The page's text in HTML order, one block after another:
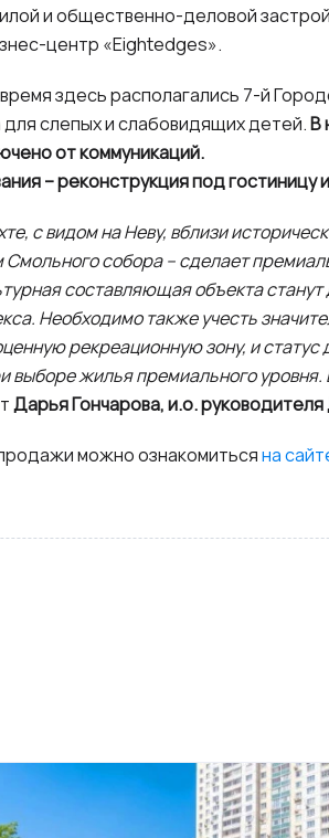
и общественно-деловой
центр «Eightedges».
здесь располагались 7-й
слепых и слабовидящих детей.В
от коммуникаций.
– реконструкция под гостиницу
с видом на Неву, вблизи
собора – сделает
составляющая объекта
Необходимо также учесть
рекреационную зону, и статус
выборе жилья премиального
Дарья Гончарова, и.о.
можно ознакомитьсяна